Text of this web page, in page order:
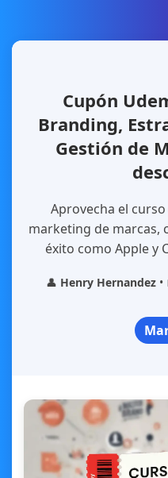
Cupón
Branding,
Gestión de
Aprovecha el
marketing de marcas,
éxito como Apple y
👤 Henry Hernandez